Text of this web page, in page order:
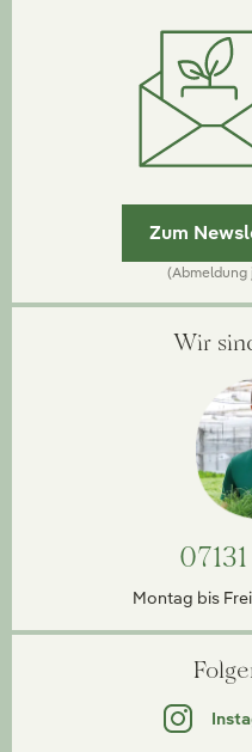
Zum
(Abmeldung
Wir
Montag bis